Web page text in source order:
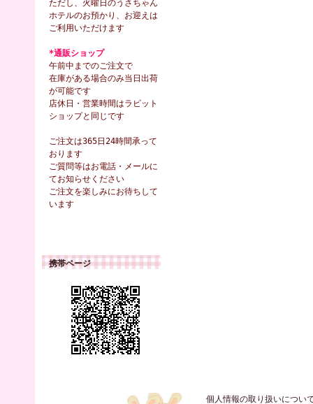
ただし、火曜日のうさちゃん
ホテルのお預かり、お迎えは
ご利用いただけます
*通販ショップ
午前中までのご注文で
在庫がある場合のみ当日出荷
が可能です
店休日・営業時間はラビット
ショップと同じです
ご注文は365日24時間承って
おります
ご質問等はお電話・メールに
てお知らせください
ご注文を楽しみにお待ちして
います
携帯ページ
個人情報の取り扱いについ